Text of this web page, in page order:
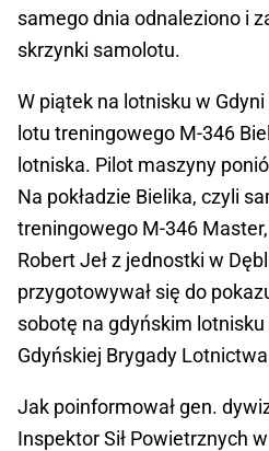
samego dnia odnaleziono i
skrzynki samolotu.
W piątek na lotnisku w
lotu treningowego M-346
lotniska. Pilot maszyny
Na pokładzie Bielika, czyli
treningowego M-346
Robert Jeł z jednostki w
przygotowywał się do
sobotę na gdyńskim lotnisku
Gdyńskiej Brygady
Jak poinformował gen.
Inspektor Sił Powietrznych